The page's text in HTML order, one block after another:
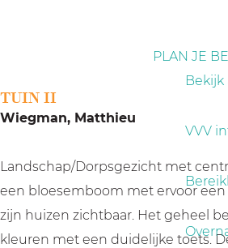
PLAN JE
VVV
TUIN II
Wiegman, Matthieu
Landschap/Dorpsgezicht met
een bloesemboom met ervoor een
zijn huizen zichtbaar. Het geheel
kleuren met een duidelijke toets.